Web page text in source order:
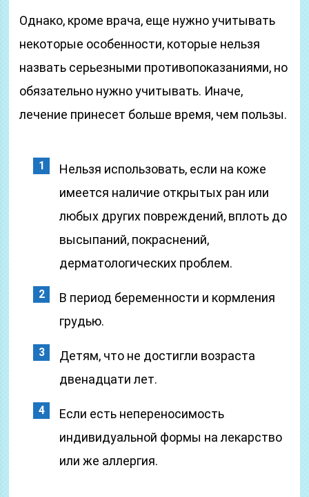
Однако, кроме врача, еще нужно учитывать
некоторые особенности, которые нельзя
назвать серьезными противопоказаниями, но
обязательно нужно учитывать. Иначе,
лечение принесет больше время, чем пользы.
Нельзя использовать, если на коже
имеется наличие открытых ран или
любых других повреждений, вплоть до
высыпаний, покраснений,
дерматологических проблем.
В период беременности и кормления
грудью.
Детям, что не достигли возраста
двенадцати лет.
Если есть непереносимость
индивидуальной формы на лекарство
или же аллергия.